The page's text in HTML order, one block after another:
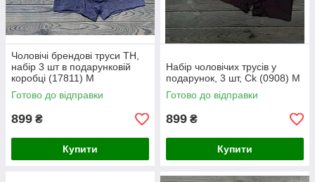
Чоловічі брендові труси TH,
набір 3 шт в подарунковій
коробці (17811) M
Готово до відправки
899 ₴
Купити
Набір чоловічих трусів у
подарунок, 3 шт, Ck (0908) M
Готово до відправки
899 ₴
Купити